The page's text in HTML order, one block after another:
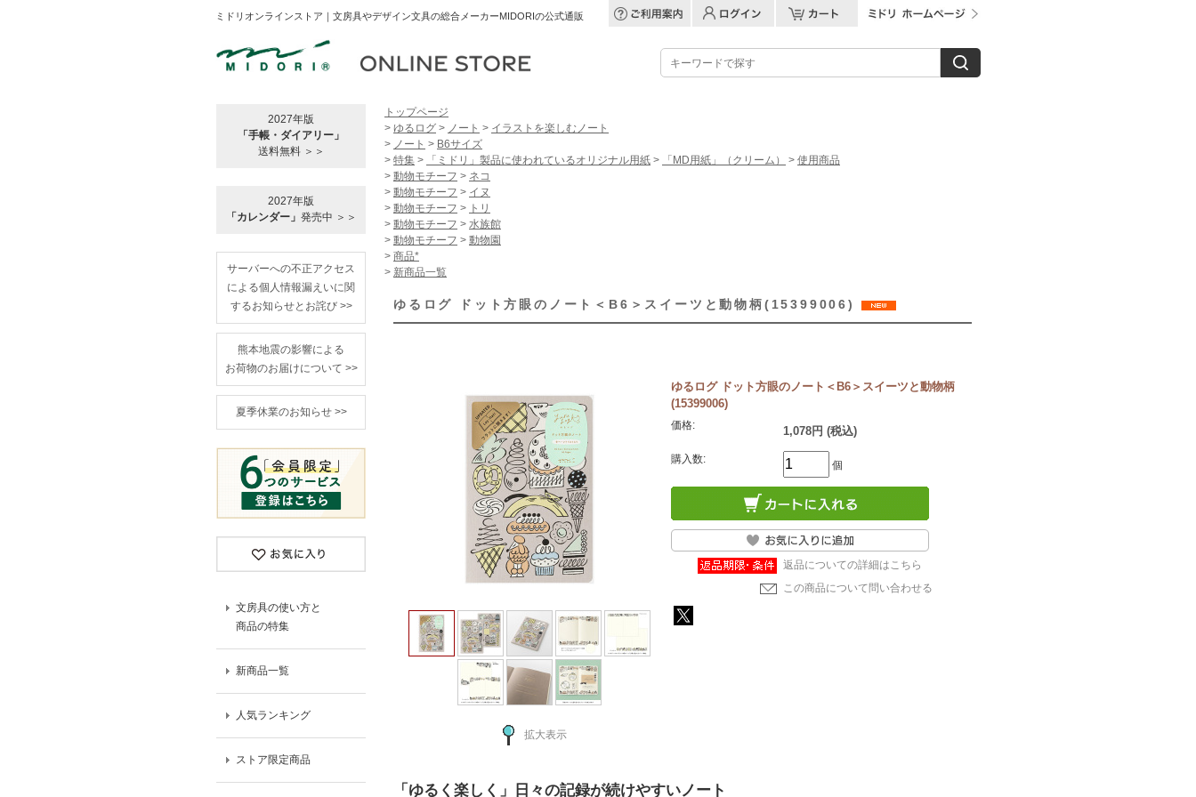
ミドリオンラインストア｜文房具やデザイン文具の総合メーカーMIDORIの公式通販
2027年版
「手帳・ダイアリー」
送料無料 ＞＞
2027年版
「カレンダー」 発売中 ＞＞
サーバーへの不正アクセス
による個人情報漏えいに関
するお知らせとお詫び >>
熊本地震の影響による
お荷物のお届けについて >>
夏季休業のお知らせ >>
文房具の使い方と
商品の特集
新商品一覧
人気ランキング
ストア限定商品
トップページ
> ゆるログ > ノート > イラストを楽しむノート
> ノート > B6サイズ
> 特集 > 「ミドリ」製品に使われているオリジナル用紙 > 「MD用紙」（クリーム） > 使用商品
> 動物モチーフ > ネコ
> 動物モチーフ > イヌ
> 動物モチーフ > トリ
> 動物モチーフ > 水族館
> 動物モチーフ > 動物園
> 商品*
> 新商品一覧
ゆるログ ドット方眼のノート＜B6＞スイーツと動物柄(15399006)
拡大表示
ゆるログ ドット方眼のノート＜B6＞スイーツと動物柄
(15399006)
価格: 1,078円 (税込)
購入数: 個
返品についての詳細はこちら
この商品について問い合わせる
「ゆるく楽しく」日々の記録が続けやすいノート